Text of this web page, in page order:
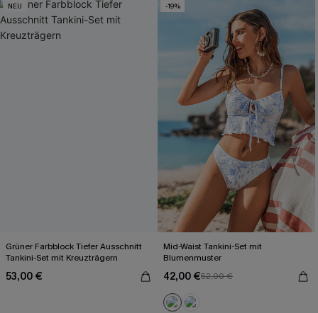
NEU
Grüner Farbblock Tiefer Ausschnitt
Tankini-Set mit Kreuzträgern
53,00 €
-19%
Mid-Waist Tankini-Set mit
Blumenmuster
42,00 €52,00 €